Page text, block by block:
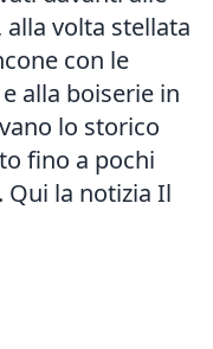
volta stellata
con le
alla boiserie in
lo storico
fino a pochi
Qui la notizia Il